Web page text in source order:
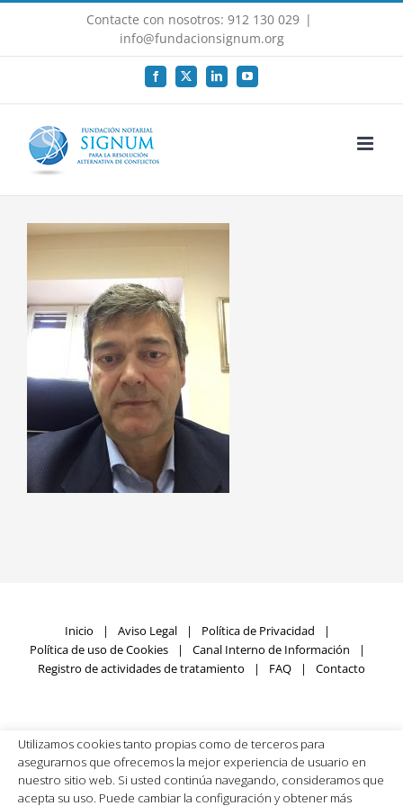
Saltar
Contacte con nosotros: 912 130 029 |
info@fundacionsignum.org
Facebook
X LinkedInYouTube
Inicio Aviso Legal
Política de Privacidad
Política de uso de Cookies
Canal Interno de Información
Registro de actividades de tratamiento
FAQ Contacto
Fundación SIGNUM © Copyright2026 | Todos los derechos
reservados | Desarrollado porRumpelstinski
Utilizamos cookies tanto propias como de terceros para
asegurarnos que ofrecemos la mejor experiencia de usuario en
nuestro sitio web. Si usted continúa navegando, consideramos que
acepta su uso. Puede cambiar la configuración y obtener más